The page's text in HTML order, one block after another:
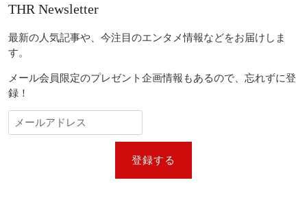
THR Newsletter
最新の人気記事や、今注目のエンタメ情報などをお届けしま
す。
メール会員限定のプレゼント企画情報もあるので、忘れずに登
録！
登録する